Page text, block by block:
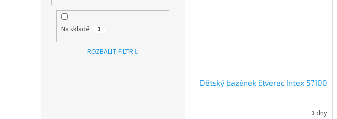
Na skladě 1
ROZBALIT FILTR
Dětský bazének čtverec Intex 57100
3 dny